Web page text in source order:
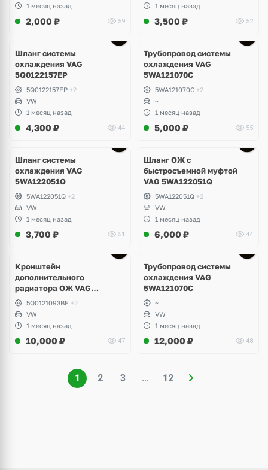
1 месяц назад
2,000 ₽ 59
1 месяц назад
3,500 ₽ 52
Шланг системы
охлаждения VAG
5Q0122157EP
5Q0122157EP +2
VW
1 месяц назад
4,300 ₽ 44
Трубопровод системы
охлаждения VAG
5WA121070C
5WA121070C +2
~
1 месяц назад
5,000 ₽ 55
Шланг системы
охлаждения VAG
5WA122051Q
5WA122051Q +2
VW
1 месяц назад
3,700 ₽ 51
Шланг ОЖ с
быстросъемной муфтой
VAG 5WA122051Q
5WA122051Q +2
VW
1 месяц назад
6,000 ₽ 44
Кронштейн
дополнительного
радиатора ОЖ VAG
5Q0121093BF
5Q0121093BF +2
VW
1 месяц назад
10,000 ₽ 47
Трубопровод системы
охлаждения VAG
5WA121070C
~
VW
1 месяц назад
12,000 ₽ 48
1 2 3 ... 12